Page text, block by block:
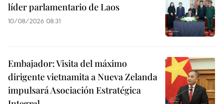
líder parlamentario de Laos
10/08/2026 08:31
Embajador: Visita del máximo
dirigente vietnamita a Nueva Zelanda
impulsará Asociación Estratégica